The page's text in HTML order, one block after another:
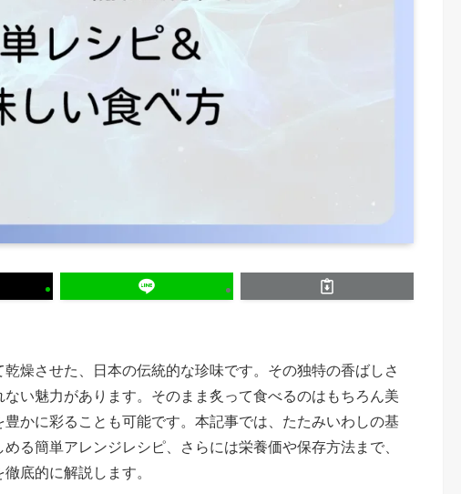
燥させた、日本の伝統的な珍味です。その独特の香ばしさ
い魅力があります。そのまま炙って食べるのはもちろん美
かに彩ることも可能です。本記事では、たたみいわしの基
る簡単アレンジレシピ、さらには栄養価や保存方法まで、
底的に解説します。